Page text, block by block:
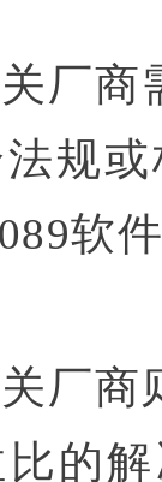
厂
规
软
厂
的